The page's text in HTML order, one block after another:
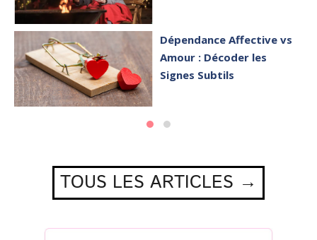
Dépendance Affective vs
Amour : Décoder les
Signes Subtils
TOUS LES ARTICLES →